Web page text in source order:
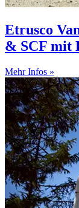
Etrusco
& SCF mit
Mehr Infos »